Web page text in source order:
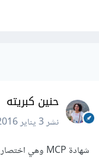
حنين كبريته
نشر3 يناير 2016